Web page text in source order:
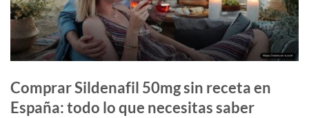
Comprar Sildenafil 50mg sin receta en
España: todo lo que necesitas saber